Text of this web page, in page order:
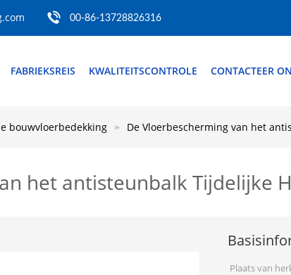
00-86-13728826316
FABRIEKSREIS KWALITEITSCONTROLE CONTACTEER
bouwvloerbedekking De Vloerbescherming van het
het antisteunbalk Tijdelijke
Plaats van